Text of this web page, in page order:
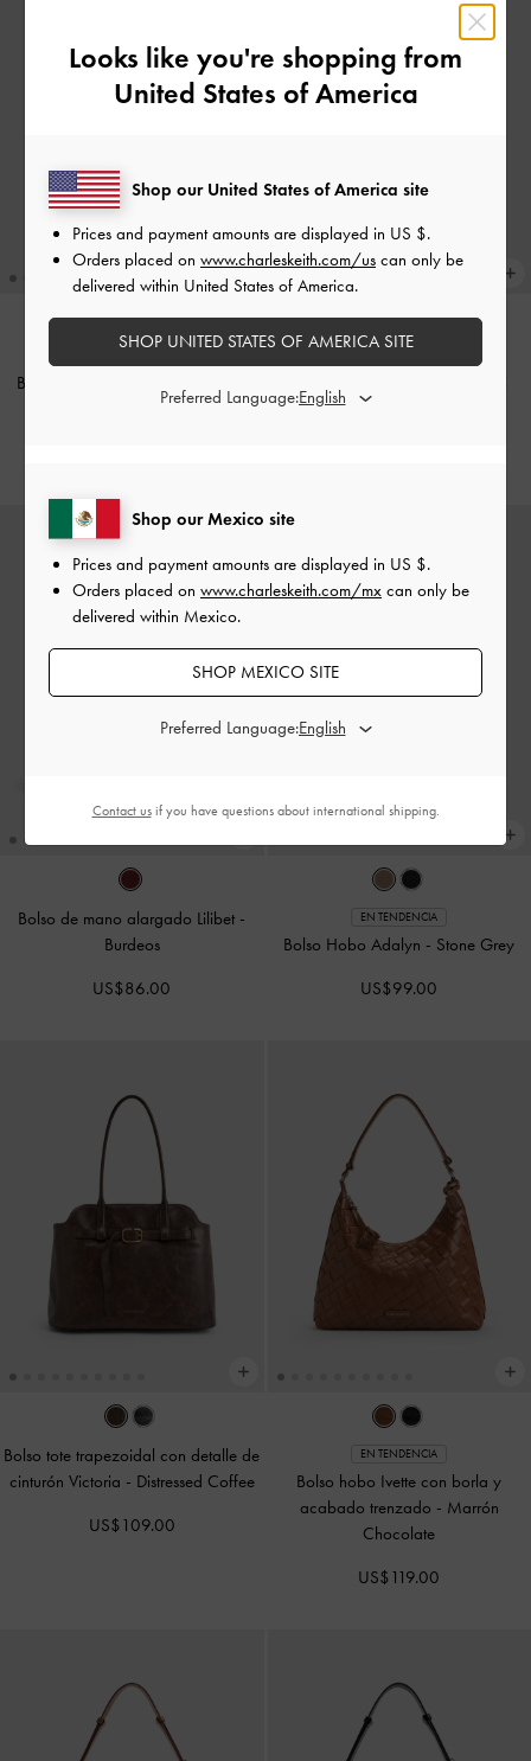
Bolso de mano Hazel con lazo y
asas tubulares-Noir
Mochila de punto con rayas
Bolso de mano alargado Lilibet -
Burdeos
US$86.00
EN TENDENCIA
Bolso Hobo Adalyn - Stone Grey
US$99.00
Bolso tote trapezoidal con detalle de
cinturón Victoria - Distressed Coffee
US$109.00
EN TENDENCIA
Bolso hobo Ivette con borla y
acabado trenzado - Marrón
Chocolate
US$119.00
Looks like you're shopping from
United States of America
Shop our Mexico site
Prices and payment amounts are displayed in US $.
Orders placed on www.charleskeith.com/mx can only be
delivered within Mexico.
SHOP MEXICO SITE
Preferred Language:
Shop our United States of America site
Prices and payment amounts are displayed in US $.
Orders placed on www.charleskeith.com/us can only be
delivered within United States of America.
SHOP UNITED STATES OF AMERICA SITE
Preferred Language:
Contact usif you have questions about international shipping.